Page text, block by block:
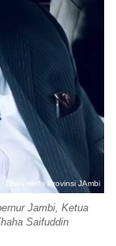
Diskominfo Provinsi JAmbi
Jambi, Ketua
Saifuddin